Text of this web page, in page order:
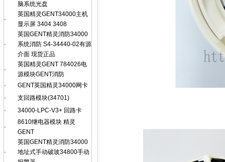
脑系统光盘
·
英国精灵GENT34000主机
显示屏 3404 3408
·
英国GENT精灵消防34000
系统消防 S4-34440-02有源
介面 现货正品
·
英国精灵GENT 784026电
源模块GENT消防
·
GENT英国精灵34000网卡
·
支回路模块(34701)
·
34000-LPC-V3+ 回路卡
·
8610继电器模块 精灵
GENT
·
英国GENT精灵消防34000
地址式手动破玻34800手动